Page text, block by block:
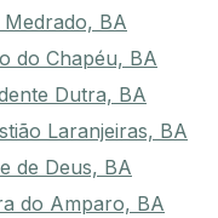
Medrado, BA
do Chapéu, BA
Dutra, BA
Laranjeiras, BA
de Deus, BA
do Amparo, BA